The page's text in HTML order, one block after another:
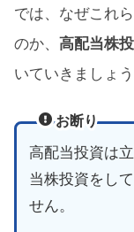
では、なぜこれ
のか、 高配当株
いていきましょう
お断り
高配当投資は
当株投資をし
せん。